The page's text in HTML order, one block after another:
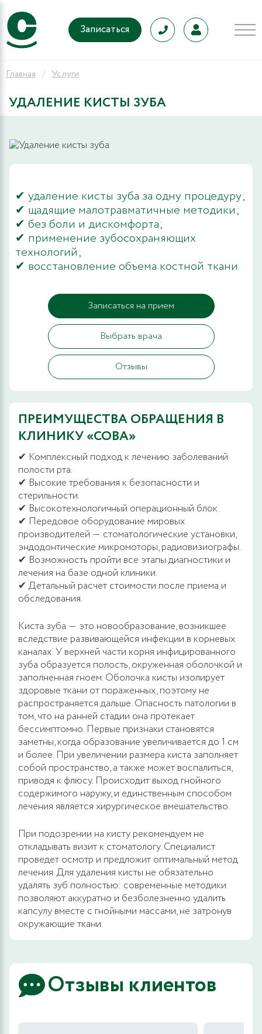
Записаться
Главная Услуги
УДАЛЕНИЕ КИСТЫ ЗУБА
✔ удаление кисты зуба за одну процедуру;
✔ щадящие малотравматичные методики;
✔ без боли и дискомфорта;
✔ применение зубосохраняющих
технологий;
✔ восстановление объема костной ткани.
Записаться на прием
Выбрать врача
Отзывы
ПРЕИМУЩЕСТВА ОБРАЩЕНИЯ В
КЛИНИКУ «СОВА»
✔ Комплексный подход к лечению заболеваний
полости рта.
✔ Высокие требования к безопасности и
стерильности.
✔ Высокотехнологичный операционный блок.
✔ Передовое оборудование мировых
производителей ― стоматологические установки,
эндодонтические микромоторы, радиовизиографы.
✔ Возможность пройти все этапы диагностики и
лечения на базе одной клиники.
✔ Детальный расчет стоимости после приема и
обследования.
Киста зуба ― это новообразование, возникшее
вследствие развивающейся инфекции в корневых
каналах. У верхней части корня инфицированного
зуба образуется полость, окруженная оболочкой и
заполненная гноем. Оболочка кисты изолирует
здоровые ткани от пораженных, поэтому не
распространяется дальше. Опасность патологии в
том, что на ранней стадии она протекает
бессимптомно. Первые признаки становятся
заметны, когда образование увеличивается до 1 см
и более. При увеличении размера киста заполняет
собой пространство, а также может воспалиться,
приводя к флюсу. Происходит выход гнойного
содержимого наружу, и единственным способом
лечения является хирургическое вмешательство.
При подозрении на кисту рекомендуем не
откладывать визит к стоматологу. Специалист
проведет осмотр и предложит оптимальный метод
лечения. Для удаления кисты не обязательно
удалять зуб полностью: современные методики
позволяют аккуратно и безболезненно удалить
капсулу вместе с гнойными массами, не затронув
окружающие ткани.
Отзывы клиентов